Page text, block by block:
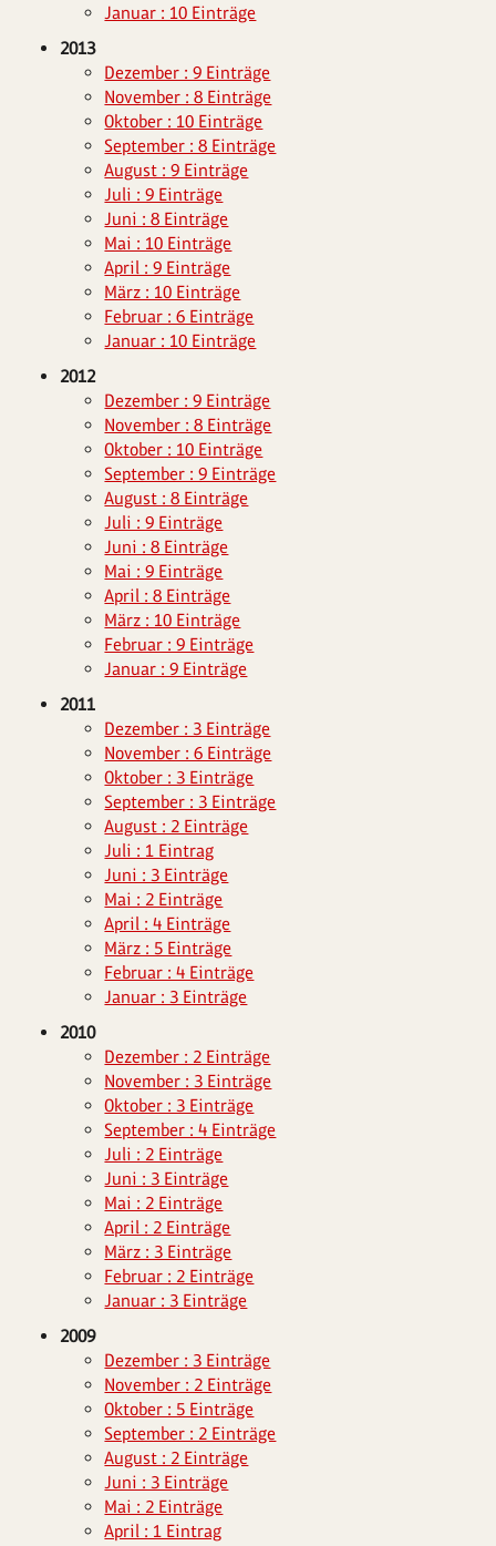
Januar : 10 Einträge
2013
Dezember : 9 Einträge
November : 8 Einträge
Oktober : 10 Einträge
September : 8 Einträge
August : 9 Einträge
Juli : 9 Einträge
Juni : 8 Einträge
Mai : 10 Einträge
April : 9 Einträge
März : 10 Einträge
Februar : 6 Einträge
Januar : 10 Einträge
2012
Dezember : 9 Einträge
November : 8 Einträge
Oktober : 10 Einträge
September : 9 Einträge
August : 8 Einträge
Juli : 9 Einträge
Juni : 8 Einträge
Mai : 9 Einträge
April : 8 Einträge
März : 10 Einträge
Februar : 9 Einträge
Januar : 9 Einträge
2011
Dezember : 3 Einträge
November : 6 Einträge
Oktober : 3 Einträge
September : 3 Einträge
August : 2 Einträge
Juli : 1 Eintrag
Juni : 3 Einträge
Mai : 2 Einträge
April : 4 Einträge
März : 5 Einträge
Februar : 4 Einträge
Januar : 3 Einträge
2010
Dezember : 2 Einträge
November : 3 Einträge
Oktober : 3 Einträge
September : 4 Einträge
Juli : 2 Einträge
Juni : 3 Einträge
Mai : 2 Einträge
April : 2 Einträge
März : 3 Einträge
Februar : 2 Einträge
Januar : 3 Einträge
2009
Dezember : 3 Einträge
November : 2 Einträge
Oktober : 5 Einträge
September : 2 Einträge
August : 2 Einträge
Juni : 3 Einträge
Mai : 2 Einträge
April : 1 Eintrag